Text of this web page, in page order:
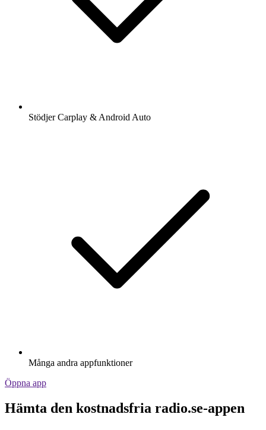
Stödjer Carplay & Android Auto
Många andra appfunktioner
Öppna app
Hämta den kostnadsfria radio.se-appen